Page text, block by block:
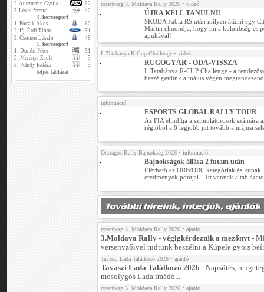
2.Auszmann Gyula
52
3.Lévai ferenc
42
4. korcsoport
1. Póczik Ákos
60
2. Ifj. Érdi Tibor
51
3. Csomor László
48
5. korcsoport
1. Dombi Péter
51
2. Merényi Zsolt
3
3. Pehely Balázs 3
teljes táblázat
rosenberg 3. Moldava Rally 2026 • videó
ÚJRA KELL TANULNI!
SKODA Fabia RS után milyen átülni egy
Martin elmondja, hogy mi a különbség és
apukával!
I. Tatabánya R-Cup Challenge • videó
RUGÓGYÁR - ODA-VISSZA
I. Tatabánya R-CUP Challenge - a
beszélgettünk a május végén
információ
ESPORTS GLOBAL RALLY TOUR
Az FIA elindítja a szimulátorosok számára
régióból a 8 legjobb jut tovább a májusi
Országos Rally Bajnokság 2026 • információ
Bajnokságok állása 2 futam után
Elérhető az ORB/ORC kategóriák és
eredmények pontjai... Itt vannak a
rosenberg 3. Moldava Rally 2026 • ajánló
3.Moldava Rally - végigkérdeztük a mezőnyt-
versenyzőivel tudtunk beszélni a Kúpele gyors
Tavaszi Lada Találkozó 2026 • ajánló
Tavaszi Lada Találkozó 2026 - Napsütés,
mosolygós Lada imádó...
rosenberg 3. Moldava Rally 2026 • ajánló